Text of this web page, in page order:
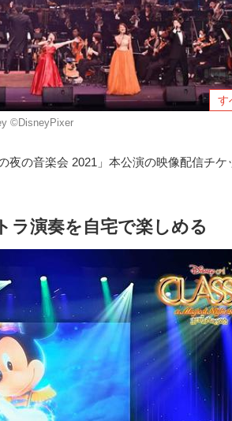
す
©︎DisneyPixer
夜の音楽会 2021」本公演の映像配信チケ
ラ演奏を自宅で楽しめる